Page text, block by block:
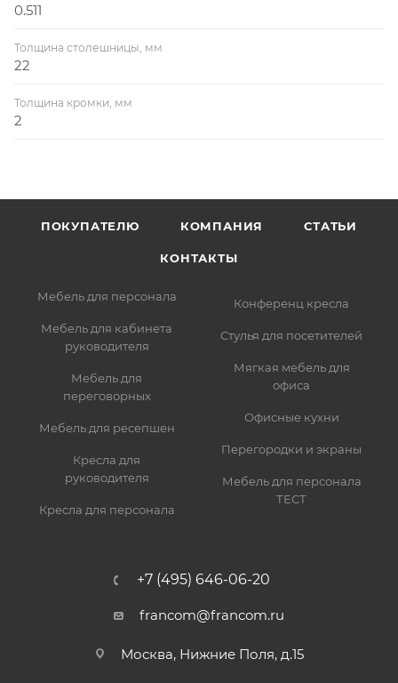
0.511
Толщина столешницы, мм
22
Толщина кромки, мм
2
ПОКУПАТЕЛЮ КОМПАНИЯ СТАТЬИ
КОНТАКТЫ
Мебель для персонала
Мебель для кабинета
руководителя
Мебель для
переговорных
Мебель для ресепшен
Кресла для
руководителя
Кресла для персонала
Конференц кресла
Стулья для посетителей
Мягкая мебель для
офиса
Офисные кухни
Перегородки и экраны
Мебель для персонала
ТЕСТ
+7 (495) 646-06-20
francom@francom.ru
Москва, Нижние Поля, д.15